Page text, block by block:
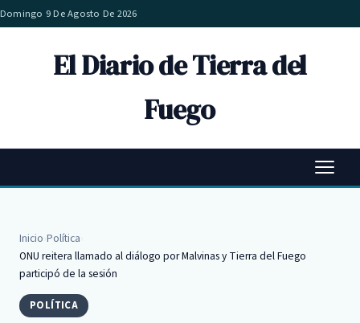
Domingo 9 De Agosto De 2026
El Diario de Tierra del
Fuego
Inicio Política
ONU reitera llamado al diálogo por Malvinas y Tierra del Fuego
participó de la sesión
POLÍTICA